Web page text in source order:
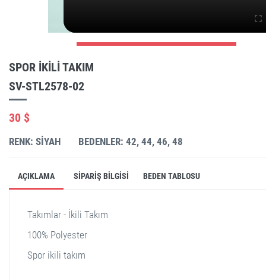
SPOR IKILI TAKIM
SV-STL2578-02
30 $
RENK: SIYAH BEDENLER: 42, 44, 46, 48
AÇIKLAMA SIPARIŞ BILGISI BEDEN TABLOSU
Takımlar - İkili Takım
100% Polyester
Spor ikili takım